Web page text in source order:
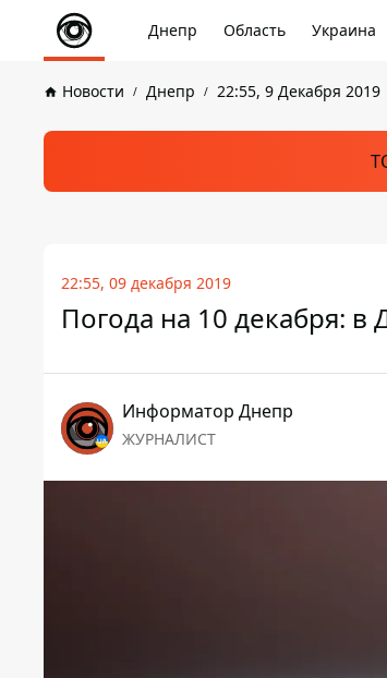
Днепр Область Украина
Новости Днепр 22:55, 9 Декабря 2019
22:55, 09 декабря 2019
Погода на 10 декабря: в
Информатор Днепр
ЖУРНАЛИСТ